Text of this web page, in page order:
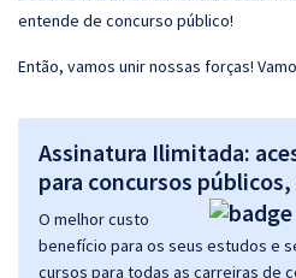
entende de concurso público!
Então, vamos unir nossas forças!
Assinatura Ilimitada:
para concursos
O melhor custo
benefício para os seus estudos e
cursos para todas as carreiras de